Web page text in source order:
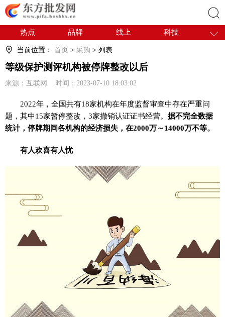
搜索
热点 品牌 线上
科技
干货
电商
会展
国内
当前位置： 首页 > 采购 > 列表
等级保护测评机构被停牌整改以后
来源：互联网 时间：2023-07-10 18:03:02
2022年，全国共有18家机构在年度监督审查中存在严重问
题，其中15家暂停整改，3家撤销认证证书经营。 据不完全数据
统计，停牌期间各机构的经济损失，在2000万～14000万不等。
有人欢喜有人忧